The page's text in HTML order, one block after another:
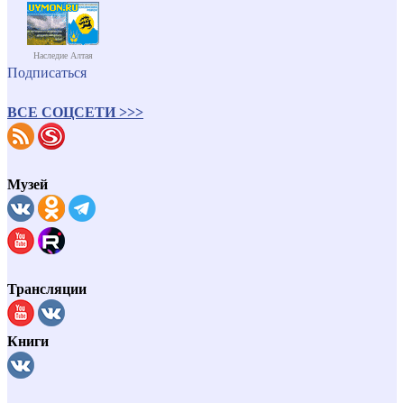
Наследие Алтая
Подписаться
ВСЕ СОЦСЕТИ >>>
Музей
Трансляции
Книги